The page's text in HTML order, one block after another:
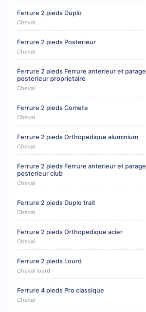
Ferrure 2 pieds Duplo
Cheval
Ferrure 2 pieds Posterieur
Cheval
Ferrure 2 pieds Ferrure anterieur et parage
posterieur proprietaire
Cheval
Ferrure 2 pieds Comete
Cheval
Ferrure 2 pieds Orthopedique aluminium
Cheval
Ferrure 2 pieds Ferrure anterieur et parage
posterieur club
Cheval
Ferrure 2 pieds Duplo trait
Cheval
Ferrure 2 pieds Orthopedique acier
Cheval
Ferrure 2 pieds Lourd
Cheval lourd
Ferrure 4 pieds Pro classique
Cheval